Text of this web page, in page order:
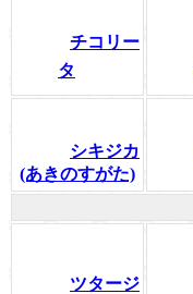
チコリー
タ
シキジカ
(あきのすがた)
ツタージ